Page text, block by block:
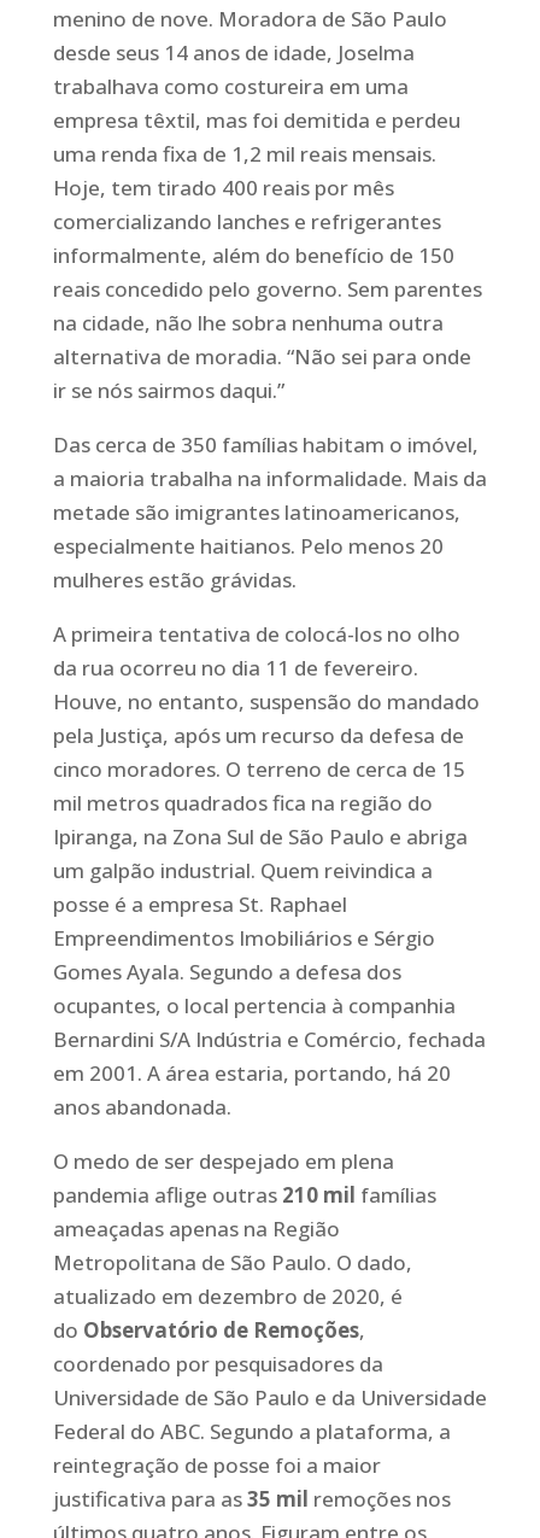
menino de nove. Moradora de São Paulo
desde seus 14 anos de idade, Joselma
trabalhava como costureira em uma
empresa têxtil, mas foi demitida e perdeu
uma renda fixa de 1,2 mil reais mensais.
Hoje, tem tirado 400 reais por mês
comercializando lanches e refrigerantes
informalmente, além do benefício de 150
reais concedido pelo governo. Sem parentes
na cidade, não lhe sobra nenhuma outra
alternativa de moradia. “Não sei para onde
ir se nós sairmos daqui.”
Das cerca de 350 famílias habitam o imóvel,
a maioria trabalha na informalidade. Mais da
metade são imigrantes latinoamericanos,
especialmente haitianos. Pelo menos 20
mulheres estão grávidas.
A primeira tentativa de colocá-los no olho
da rua ocorreu no dia 11 de fevereiro.
Houve, no entanto, suspensão do mandado
pela Justiça, após um recurso da defesa de
cinco moradores. O terreno de cerca de 15
mil metros quadrados fica na região do
Ipiranga, na Zona Sul de São Paulo e abriga
um galpão industrial. Quem reivindica a
posse é a empresa St. Raphael
Empreendimentos Imobiliários e Sérgio
Gomes Ayala. Segundo a defesa dos
ocupantes, o local pertencia à companhia
Bernardini S/A Indústria e Comércio, fechada
em 2001. A área estaria, portando, há 20
anos abandonada.
O medo de ser despejado em plena
pandemia aflige outras 210 mil famílias
ameaçadas apenas na Região
Metropolitana de São Paulo. O dado,
atualizado em dezembro de 2020, é
do Observatório de Remoções,
coordenado por pesquisadores da
Universidade de São Paulo e da Universidade
Federal do ABC. Segundo a plataforma, a
reintegração de posse foi a maior
justificativa para as35 mil remoções nos
últimos quatro anos. Figuram entre os